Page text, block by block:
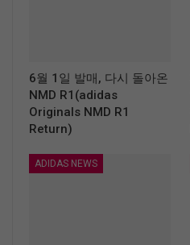
6월 1일 발매, 다시 돌아온
NMD R1(adidas
Originals NMD R1
Return)
ADIDAS NEWS